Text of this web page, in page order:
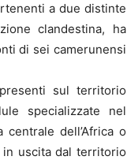
a due distinte
clandestina, ha
di sei camerunensi
sul territorio
specializzate nel
dell’Africa o
in uscita dal territorio